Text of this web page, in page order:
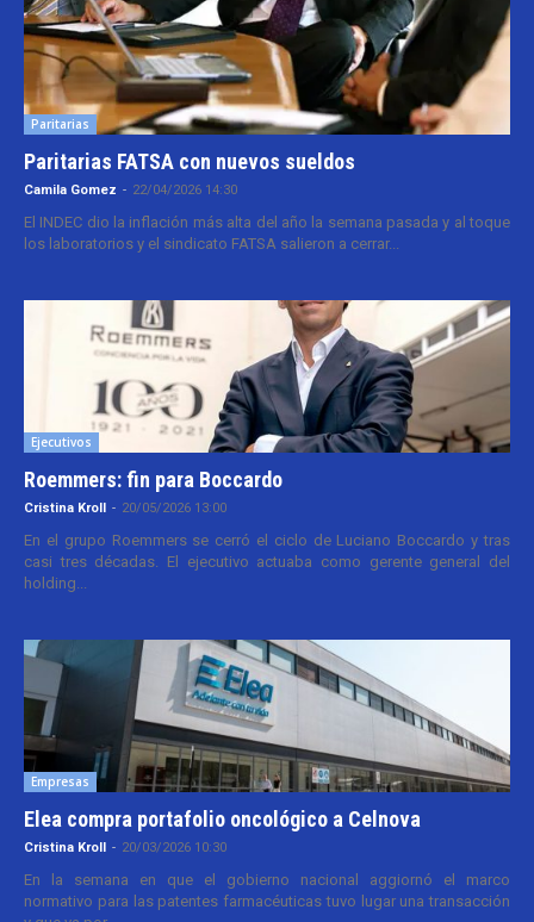
Paritarias
Paritarias FATSA con nuevos sueldos
Camila Gomez - 22/04/2026 14:30
El INDEC dio la inflación más alta del año la semana pasada y al toque
los laboratorios y el sindicato FATSA salieron a cerrar...
Ejecutivos
Roemmers: fin para Boccardo
Cristina Kroll - 20/05/2026 13:00
En el grupo Roemmers se cerró el ciclo de Luciano Boccardo y tras
casi tres décadas. El ejecutivo actuaba como gerente general del
holding...
Empresas
Elea compra portafolio oncológico a Celnova
Cristina Kroll - 20/03/2026 10:30
En la semana en que el gobierno nacional aggiornó el marco
normativo para las patentes farmacéuticas tuvo lugar una transacción